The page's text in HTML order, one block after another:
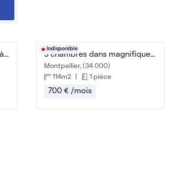
Chambre dans coloc calme à Montpellier
Indisponible
3 chambres dans magnifique coloc rénovée 114m²
Montpellier, (34 000)
114m2
1 piéce
700 € /mois